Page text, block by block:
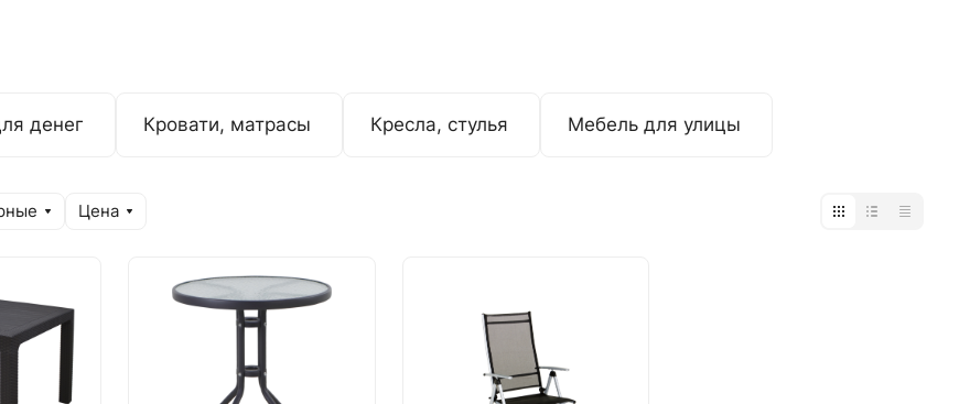
денег Кровати, матрасы Кресла, стулья Мебель для улицы
Цена